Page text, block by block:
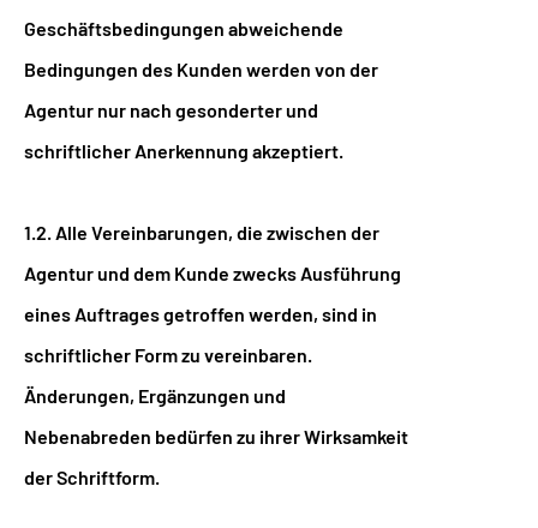
Geschäftsbedingungen abweichende
Bedingungen des Kunden werden von der
Agentur nur nach gesonderter und
schriftlicher Anerkennung akzeptiert.
1.2. Alle Vereinbarungen, die zwischen der
Agentur und dem Kunde zwecks Ausführung
eines Auftrages getroffen werden, sind in
schriftlicher Form zu vereinbaren.
Änderungen, Ergänzungen und
Nebenabreden bedürfen zu ihrer Wirksamkeit
der Schriftform.